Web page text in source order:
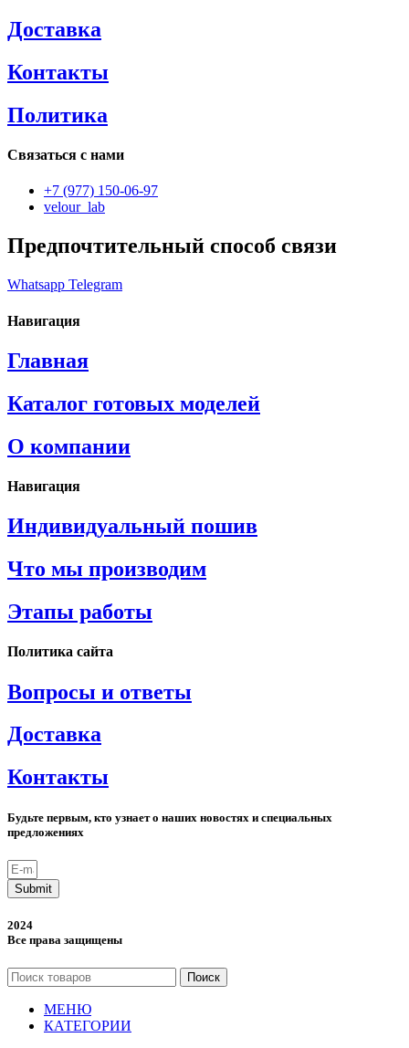
Доставка
Контакты
Политика
Связаться с нами
+7 (977) 150-06-97
velour_lab
Предпочтительный способ связи
Whatsapp Telegram
Навигация
Главная
Каталог готовых моделей
О компании
Навигация
Индивидуальный пошив
Что мы производим
Этапы работы
Политика сайта
Вопросы и ответы
Доставка
Контакты
Будьте первым, кто узнает о наших новостях и специальных
предложениях
Submit
2024
Все права защищены
Поиск
МЕНЮ
КАТЕГОРИИ